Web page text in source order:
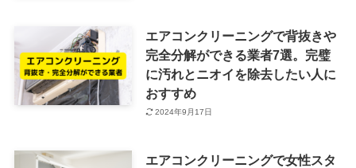
エアコンクリーニングで背抜きや
完全分解ができる業者7選。完璧
に汚れとニオイを除去したい人に
おすすめ
2024年9月17日
エアコンクリーニングで女性スタ